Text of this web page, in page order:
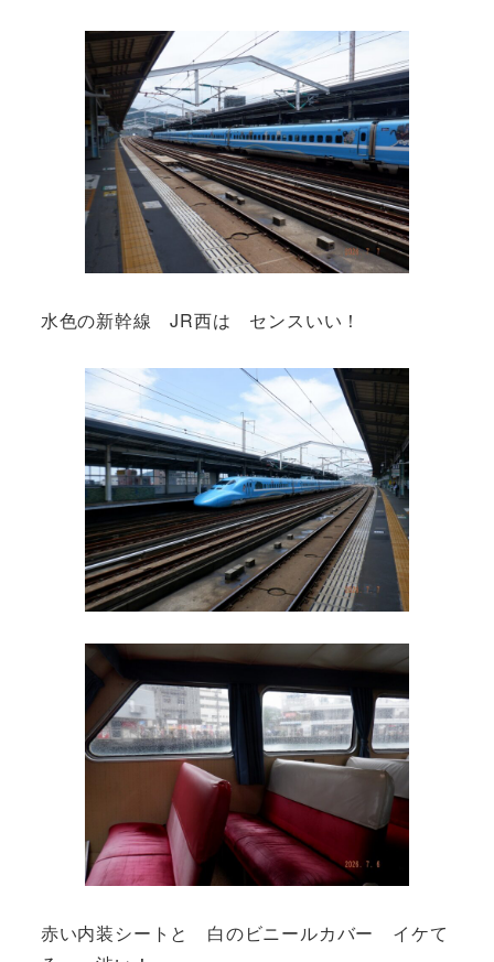
水色の新幹線 JR西は センスいい！
赤い内装シートと 白のビニールカバー イケて